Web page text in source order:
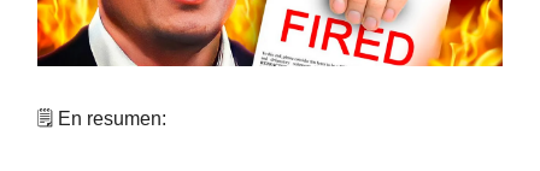
🗒️ En resumen: